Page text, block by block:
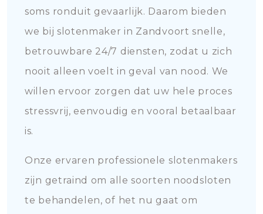
soms ronduit gevaarlijk. Daarom bieden
we bij slotenmaker in Zandvoort snelle,
betrouwbare 24/7 diensten, zodat u zich
nooit alleen voelt in geval van nood. We
willen ervoor zorgen dat uw hele proces
stressvrij, eenvoudig en vooral betaalbaar
is.
Onze ervaren professionele slotenmakers
zijn getraind om alle soorten noodsloten
te behandelen, of het nu gaat om